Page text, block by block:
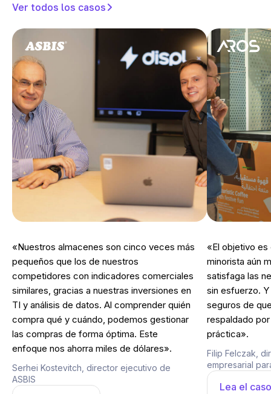
Ver todos los casos
«Nuestros almacenes son cinco veces más
pequeños que los de nuestros
competidores con indicadores comerciales
similares, gracias a nuestras inversiones en
TI y análisis de datos. Al comprender quién
compra qué y cuándo, podemos gestionar
las compras de forma óptima. Este
enfoque nos ahorra miles de dólares».
Serhei Kostevitch, director ejecutivo de
ASBIS
«El objetivo
minorista aún
satisfaga las
sin esfuerzo.
seguros de
respaldado
práctica».
Filip Felczak,
empresarial
Lea el caso